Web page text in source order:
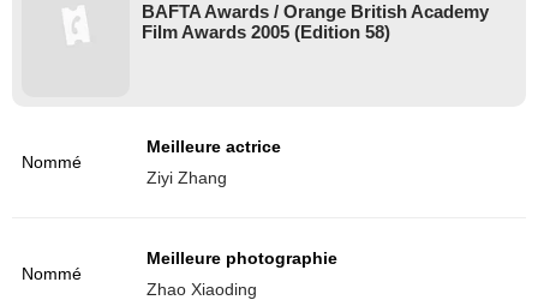
BAFTA Awards / Orange British Academy
Film Awards 2005 (Edition 58)
Nommé
Meilleure actrice
Ziyi Zhang
Nommé
Meilleure photographie
Zhao Xiaoding